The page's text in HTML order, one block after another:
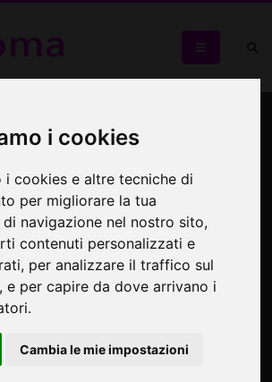
i cookies
i cookies e altre tecniche di
per migliorare la tua
di navigazione nel nostro sito,
contenuti personalizzati e
per analizzare il traffico sul
e per capire da dove arrivano i
Cambia le mie impostazioni
Ian Davenport